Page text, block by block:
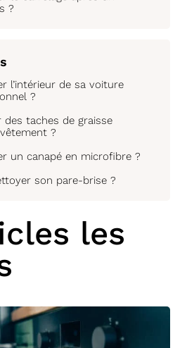
?
l’intérieur de sa voiture
?
des taches de graisse
?
un canapé en microfibre ?
son pare-brise ?
les